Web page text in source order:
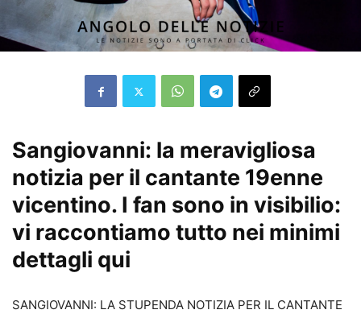
Sangiovanni: la meravigliosa
notizia per il cantante 19enne
vicentino. I fan sono in visibilio:
vi raccontiamo tutto nei minimi
dettagli qui
SANGIOVANNI: LA STUPENDA NOTIZIA PER IL CANTANTE